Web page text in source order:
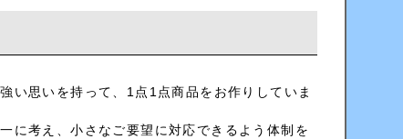
い思いを持って、1点1点商品をお作りしていま
に考え、小さなご要望に対応できるよう体制を